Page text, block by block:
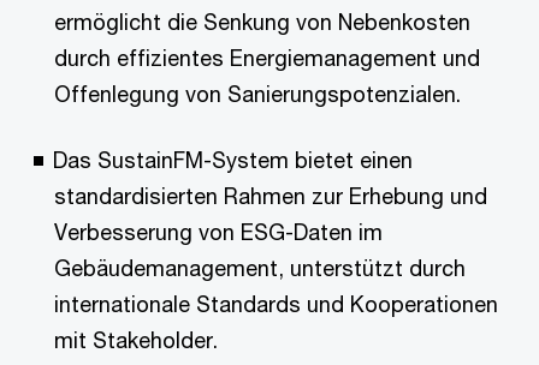
ermöglicht die Senkung von Nebenkosten
durch effizientes Energiemanagement und
Offenlegung von Sanierungspotenzialen.
Das SustainFM-System bietet einen
standardisierten Rahmen zur Erhebung und
Verbesserung von ESG-Daten im
Gebäudemanagement, unterstützt durch
internationale Standards und Kooperationen
mit Stakeholder.